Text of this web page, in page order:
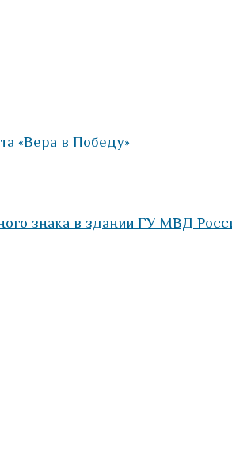
«Вера в Победу»
знака в здании ГУ МВД